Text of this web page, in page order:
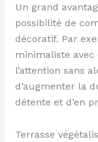
Un grand
possibilité de
décoratif. Par
minimaliste avec
l’attention sans
d’augmenter la
détente et d’en
Terrasse